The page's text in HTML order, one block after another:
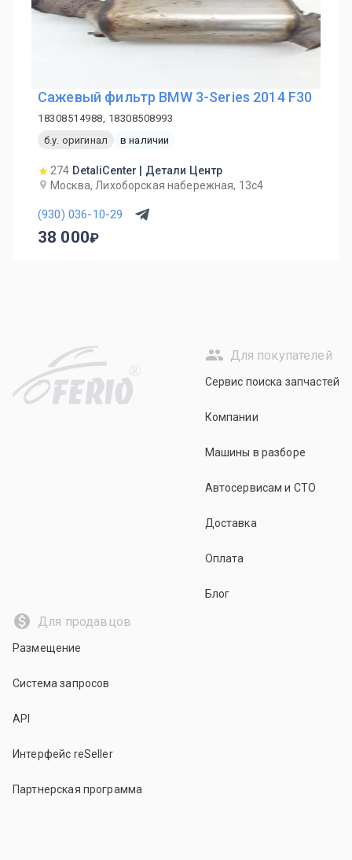
Сажевый фильтр BMW 3-Series 2014 F30
18308514988, 18308508993
б.у. оригинал
в наличии
274 DetaliCenter | Детали Центр
Москва, Лихоборская набережная, 13с4
(930) 036-10-29
38 000
R
Для покупателей
Сервис поиска запчастей
Компании
Машины в разборе
Автосервисам и СТО
Доставка
Оплата
Блог
Для продавцов
Размещение
Система запросов
API
Интерфейс reSeller
Партнерская программа